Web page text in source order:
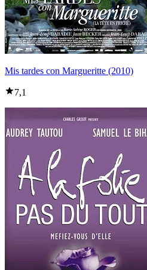
Mis tardes con Margueritte (2010)
7,1